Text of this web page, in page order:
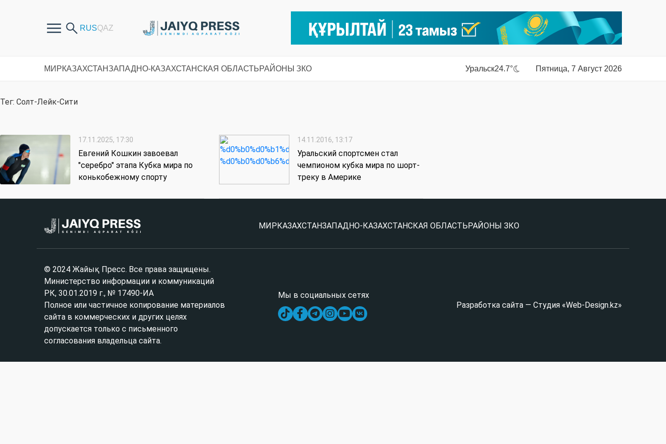
МИРКАЗАХСТАНЗАПАДНО-КАЗАХСТАНСКАЯ ОБЛАСТЬРАЙОНЫ ЗКО Уральск24.7° Пятница, 7 Август 2026
Тег: Солт-Лейк-Сити
17.11.2025, 17:30
Евгений Кошкин завоевал
"серебро" этапа Кубка мира по
конькобежному спорту
14.11.2016, 13:17
Уральский спортсмен стал
чемпионом кубка мира по шорт-
треку в Америке
МИР КАЗАХСТАНЗАПАДНО-КАЗАХСТАНСКАЯ ОБЛАСТЬ РАЙОНЫ ЗКО
© 2024 Жайық Пресс. Все права защищены.
Министерство информации и коммуникаций
РК, 30.01.2019 г., № 17490-ИА
Полное или частичное копирование материалов
сайта в коммерческих и других целях
допускается только с письменного
согласования владельца сайта.
Мы в социальных сетях
Разработка сайта — Студия «Web-Design.kz»